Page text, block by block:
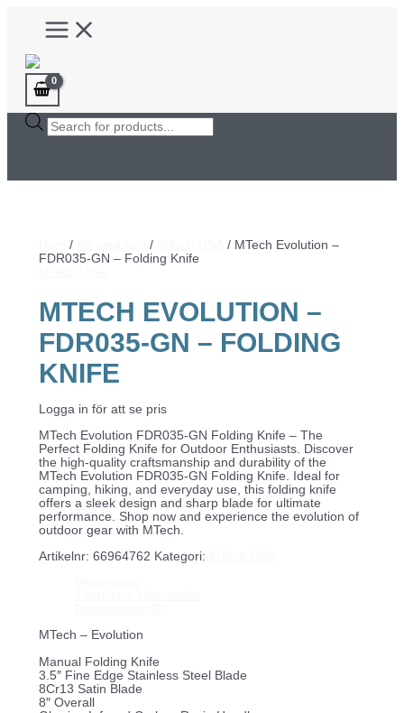
innehåll
Main
Menu
Products
search
/ /
/ MTech Evolution –
FDR035-GN – Folding Knife
MTECH EVOLUTION –
FDR035-GN – FOLDING
KNIFE
Logga in för att se pris
MTech Evolution FDR035-GN Folding Knife – The
Perfect Folding Knife for Outdoor Enthusiasts. Discover
the high-quality craftsmanship and durability of the
MTech Evolution FDR035-GN Folding Knife. Ideal for
camping, hiking, and everyday use, this folding knife
offers a sleek design and sharp blade for ultimate
performance. Shop now and experience the evolution of
outdoor gear with MTech.
Artikelnr: 66964762 Kategori:
MTech – Evolution
Manual Folding Knife
3.5″ Fine Edge Stainless Steel Blade
8Cr13 Satin Blade
8″ Overall